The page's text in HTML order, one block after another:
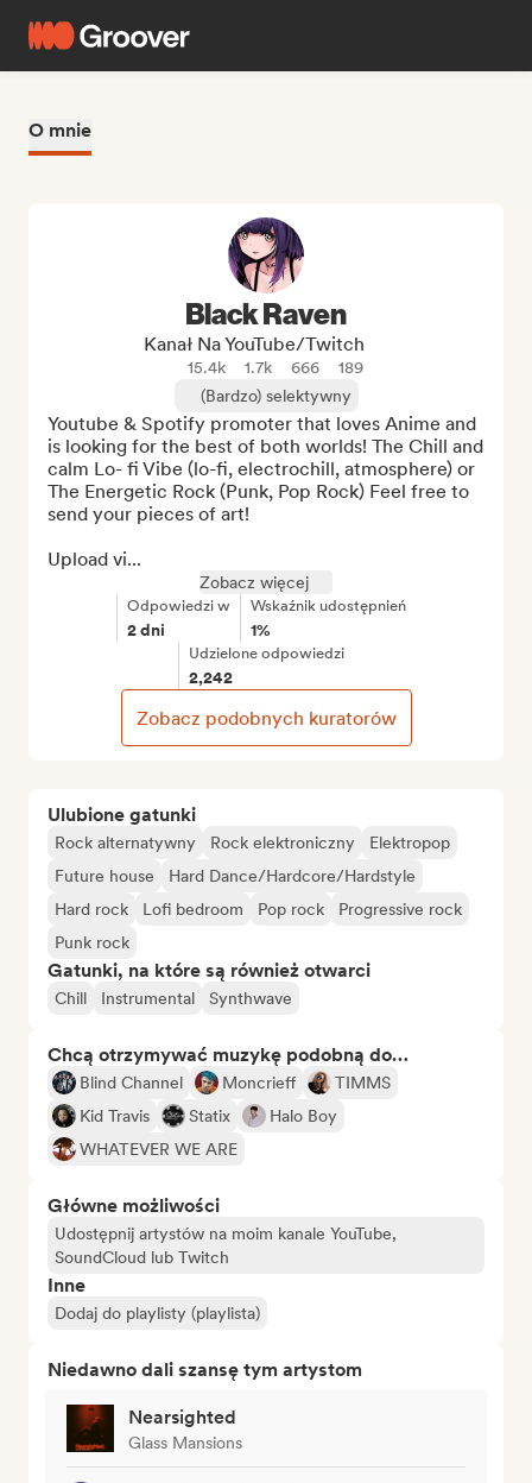
O mnie
Ulubione gatunki
Rock alternatywny Rock elektroniczny
Elektropop
Future house
Hard Dance/Hardcore/Hardstyle
Hard rock
Lofi bedroom Pop rock
Progressive rock
Punk rock
Gatunki, na które są również otwarci
Chill Instrumental Synthwave
Chcą otrzymywać muzykę podobną do…
Blind Channel Moncrieff
TIMMS
Kid Travis
Statix
Halo Boy
WHATEVER WE ARE
Główne możliwości
Udostępnij artystów na moim kanale YouTube,
SoundCloud lub Twitch
Inne
Dodaj do playlisty (playlista)
Niedawno dali szansę tym artystom
Nearsighted
Glass Mansions
Black Raven
Kanał Na YouTube/Twitch
15.4k 1.7k 666
189
(Bardzo) selektywny
Youtube & Spotify promoter that loves Anime and
is looking for the best of both worlds! The Chill and
calm Lo- fi Vibe (lo-fi, electrochill, atmosphere) or
The Energetic Rock (Punk, Pop Rock) Feel free to
send your pieces of art!
Upload vi...
Zobacz więcej
Odpowiedzi w
2 dni
Wskaźnik udostępnień
1%
Udzielone odpowiedzi
2,242
Zobacz podobnych kuratorów